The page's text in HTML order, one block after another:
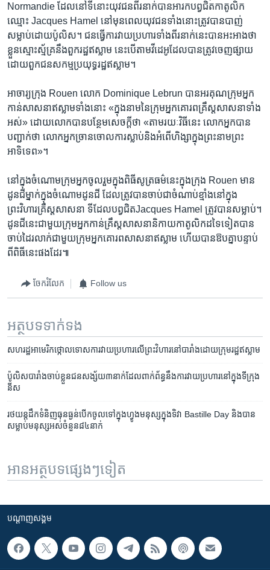
Normandie ដែល​នៅ​ទីនោះយុវជន​ពីរ​នាក់បាន​អារ​ក​បព្វជិតកាតូលិក​
ឈ្មោះ Jacques Hamel នៅ​មុន​ពេល​យុវជន​ទាំង​នោះត្រូវ​បាន​បាញ់
សម្លាប់​ដោយ​ប៉ូលិស។ ជន​ធ្វើការ​វាយ​ប្រហារ​ទាំង​ពីរ​នាក់នេះបានអះអាង​ថា
ខ្លួនស្មោះស្ម័គ្រ​នឹង​ពួក​រដ្ឋឥស្លាម នេះ​បើតាម​វីដេអូ​ដែលបាន​ត្រូវចេញ​ផ្សាយ​
ដោយ​ពួក​ជនសកម្មប្រយុទ្ធរដ្ឋឥស្លាម។
អាចារ្យ​ក្រុង Rouen លោក Dominique Lebrun បាន​អរគុណ​ក្រុម​អ្នក
កាន់សាសនា​ឥស្លាម​ទាំង​នោះ​ «ក្នុង​នាម​នៃ​ក្រុម​អ្នកគោរព​គ្រឹស្តសាសនា​ទាំង​
អស់» ដោយ​លោក​បានបន្ថែមសេចក្តី​ថា «តាមរយៈ​វិធីនេះ​ លោកអ្នក​បាន​
បញ្ជាក់ថា ​លោកអ្នក​ច្រាន​ចោល​ការ​ស្លាប់និង​អំពើហិង្សា​ក្នុង​ព្រះនាម​ព្រះ
អាទិទេព»។
នៅក្នុងចំណោម​ក្រុម​អ្នកចូល​រួមក្នុង​ពិធី​សូត្រធម៌​នេះ​ក្នុង​ក្រុង Rouen មាន​
ដូនជី​ម្នាក់​ក្នុង​ចំណោមដូនជី​ ដែលត្រូវ​បាន​ចាប់ជា​ចំណាប់ខ្មាំង​នៅក្នុង
ព្រះវិហារ​គ្រឹស្តសាសនា ទី​ដែលបព្វជិត​Jacques Hamel ត្រូវ​បាន​សម្លាប់។
ដូនជីនេះ​ជាមួយ​ក្រុម​អ្នកកាន់គ្រឹស្តសាសនា​និកាយកាតូលិក​ដទៃ​ទៀតបាន​
ចាប់ដៃ​រលាក់​ជាមួយ​ក្រុម​អ្នកគោរព​សាសនា​ឥស្លាម ហើយ​បាន​ឱប​គ្នា​បន្ទាប់​
ពី​ពិធីនេះផងដែរ៕
ចែករំលែក Follow us
អត្ថបទ​ទាក់ទង
សហរដ្ឋ​អាមេរិក​ថ្កោល​ទោស​ការ​វាយប្រហារ​លើ​ព្រះ​វិហារ​នៅ​បារាំង​ដោយ​ក្រុម​រដ្ឋ​ឥស្លាម
ប៉ូលិស​បារាំង​ចាប់​ខ្លួន​ជនសង្ស័យ​៣​នាក់​ដែល​ពាក់ព័ន្ធ​នឹង​ការវាយប្រហារ​នៅ​ក្នុង​ទីក្រុង​
នីស
រថយន្ត​ដឹក​ទំនិញ​ធុន​ធ្ងន់​បើក​ចូល​ទៅ​ក្នុង​ហ្វូង​មនុស្ស​ក្នុង​ទិវា Bastille Day និង​បាន​
សម្លាប់​មនុស្ស​អស់​ចំនួន​៨៤​នាក់
អានអត្ថបទផ្សេងៗទៀត
បណ្តាញ​សង្គម